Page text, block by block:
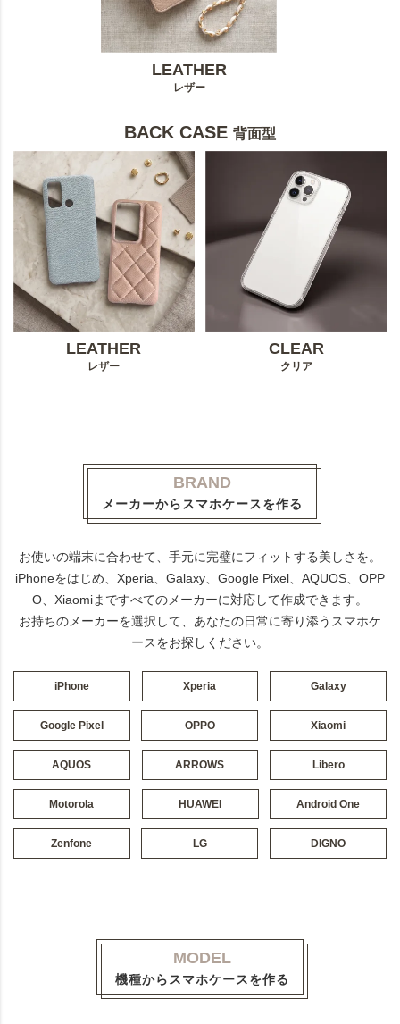
LEATHER
レザー
BACK CASE 背面型
LEATHER
レザー
CLEAR
クリア
BRAND
メーカーからスマホケースを作る
お使いの端末に合わせて、手元に完璧にフィットする美しさを。
iPhoneをはじめ、Xperia、Galaxy、Google Pixel、AQUOS、OPP
O、Xiaomiまですべてのメーカーに対応して作成できます。
お持ちのメーカーを選択して、あなたの日常に寄り添うスマホケ
ースをお探しください。
iPhone Xperia Galaxy
Google Pixel OPPO Xiaomi
AQUOS ARROWS Libero
Motorola HUAWEI Android One
Zenfone LG DIGNO
MODEL
機種からスマホケースを作る